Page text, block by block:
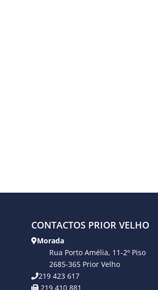
CONTACTOS PRIOR VELHO
Morada
Rua Porto Amélia, 11-2º Piso
2685-365 Prior Velho
219 423 617
219 410 881